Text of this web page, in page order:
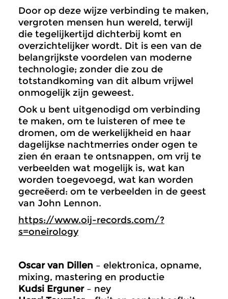
Door op deze wijze verbinding te maken,
vergroten mensen hun wereld, terwijl
die tegelijkertijd dichterbij komt en
overzichtelijker wordt. Dit is een van de
belangrijkste voordelen van moderne
technologie; zonder die zou de
totstandkoming van dit album vrijwel
onmogelijk zijn geweest.
Ook u bent uitgenodigd om verbinding
te maken, om te luisteren of mee te
dromen, om de werkelijkheid en haar
dagelijkse nachtmerries onder ogen te
zien én eraan te ontsnappen, om vrij te
verbeelden wat mogelijk is, wat kan
worden toegevoegd, wat kan worden
gecreëerd: om te verbeelden in de geest
van John Lennon.
https://www.oij-records.com/?
s=oneirology
Oscar van Dillen – elektronica, opname,
mixing, mastering en productie
Kudsi Erguner– ney